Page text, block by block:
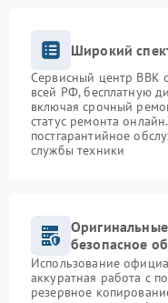
Широкий
Сервисный центр BBK
всей РФ, бесплатную
включая срочный
статус ремонта
постгарантийное
службы техники
безопасное
Использование
аккуратная работа с
резервное